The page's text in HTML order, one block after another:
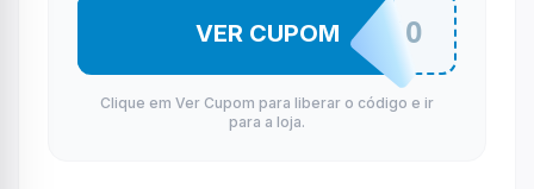
MEUCANTINHO
VER CUPOM
Clique em Ver Cupom para liberar o código e ir
para a loja.